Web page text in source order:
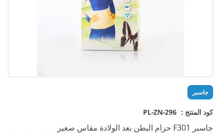
جاسبر
كود المنتج : PL-ZN-296
جاسبر F301 حزام البطن بعد الولادة مقاس صغير
تخطي
إلى
بداية
معرض
الصور